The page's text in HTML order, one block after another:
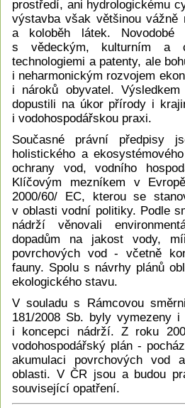
prostředí, ani hydrologickému
výstavba však většinou vážně
a koloběh látek.
s vědeckým, kulturním a
technologiemi a patenty, ale
i neharmonickým rozvojem
i nároků obyvatel.
dopustili na úkor přírody i
i vodohospodářskou praxi.
Současné právní předpisy
holistického a
ochrany vod, vodního
Klíčovým mezníkem v
2000/60/ EC, kterou se
v oblasti vodní politiky. Podle
nádrží věnovali
dopadům na jakost vody,
povrchových vod - včetně
fauny. Spolu s návrhy plánů
ekologického stavu.
V souladu s Rámcovou
181/2008 Sb. byly vymezeny
i koncepci nádrží. Z roku
vodohospodářský plán -
akumulaci povrchových vod
oblasti. V ČR jsou a budou
související opatření.